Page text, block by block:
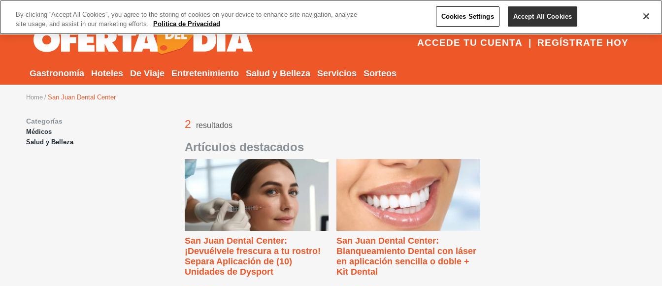
REGÍSTRATE HOY
ACCEDE TU CUENTA
Gastronomía Hoteles De Viaje Entretenimiento Salud y Belleza Servicios Sorteos
Home San Juan Dental Center
2 resultados
Artículos destacados
San Juan Dental Center:
¡Devuélvele frescura a tu rostro!
Separa Aplicación de (10)
Unidades de Dysport
San Juan Dental Center:
Blanqueamiento Dental con láser
en aplicación sencilla o doble +
Kit Dental
Categorías
Médicos
Salud y Belleza
By clicking “Accept All Cookies”, you agree to the storing of cookies on your device to enhance site navigation, analyze
site usage, and assist in our marketing efforts.
Politica de Privacidad
Cookies Settings Accept All Cookies